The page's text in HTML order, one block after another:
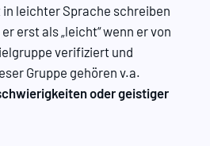
in leichter Sprache schreiben
erst als „leicht“ wenn er von
verifiziert und
Gruppe gehören v.a.
oder geistiger